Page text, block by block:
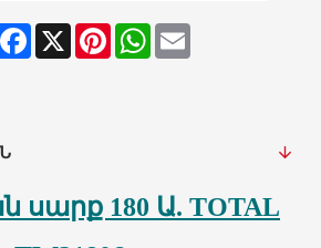
Facebook
X PinterestWhatsApp
Email
սարք 180 Ա. TOTAL